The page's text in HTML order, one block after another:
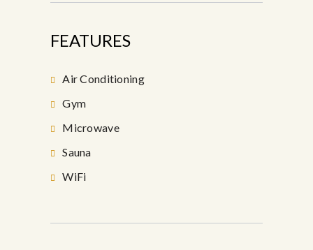
FEATURES
Air Conditioning
Gym
Microwave
Sauna
WiFi